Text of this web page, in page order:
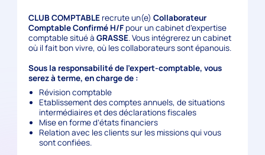
CLUB COMPTABLE recrute un(e)Collaborateur
Comptable Confirmé H/F pour un cabinet d’expertise
comptable situé àGRASSE. Vous intégrerez un cabinet
où il fait bon vivre, où les collaborateurs sont épanouis.
Sous la responsabilité de l’expert-comptable, vous
serez à terme, en charge de :
Révision comptable
Etablissement des comptes annuels, de situations
intermédiaires et des déclarations fiscales
Mise en forme d’états financiers
Relation avec les clients sur les missions qui vous
sont confiées.